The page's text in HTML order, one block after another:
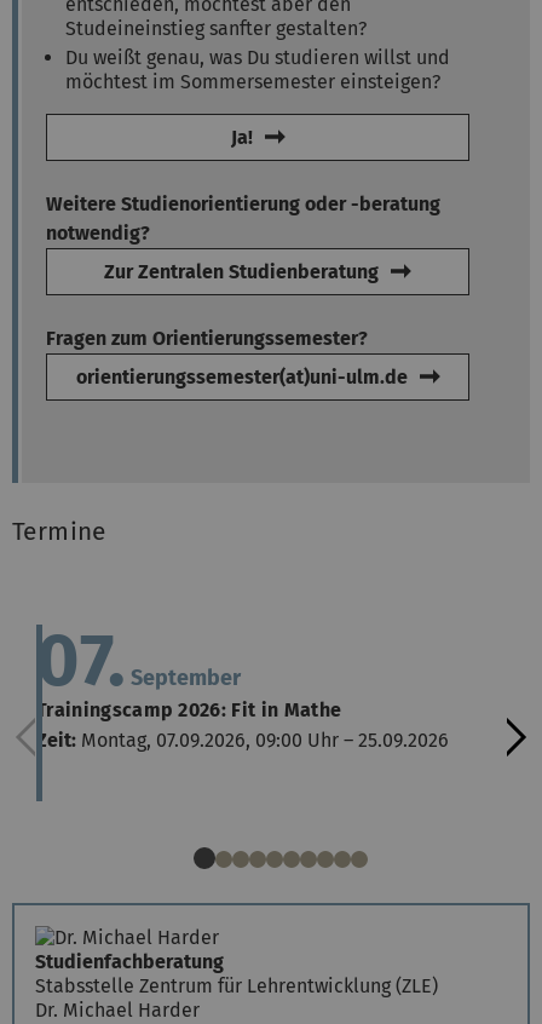
Studeineinstieg sanfter gestalten?
Du weißt genau, was Du studieren willst und
möchtest im Sommersemester einsteigen?
Ja!
Weitere Studienorientierung oder -beratung
notwendig?
Zur Zentralen Studienberatung
Fragen zum Orientierungssemester?
orientierungssemester(at)uni-ulm.de
Termine
07. September
Trainingscamp 2026: Fit in Mathe
Zeit: Montag, 07.09.2026, 09:00 Uhr – 25.09.2026
Studienfachberatung
Stabsstelle Zentrum für Lehrentwicklung (ZLE)
Dr. Michael Harder